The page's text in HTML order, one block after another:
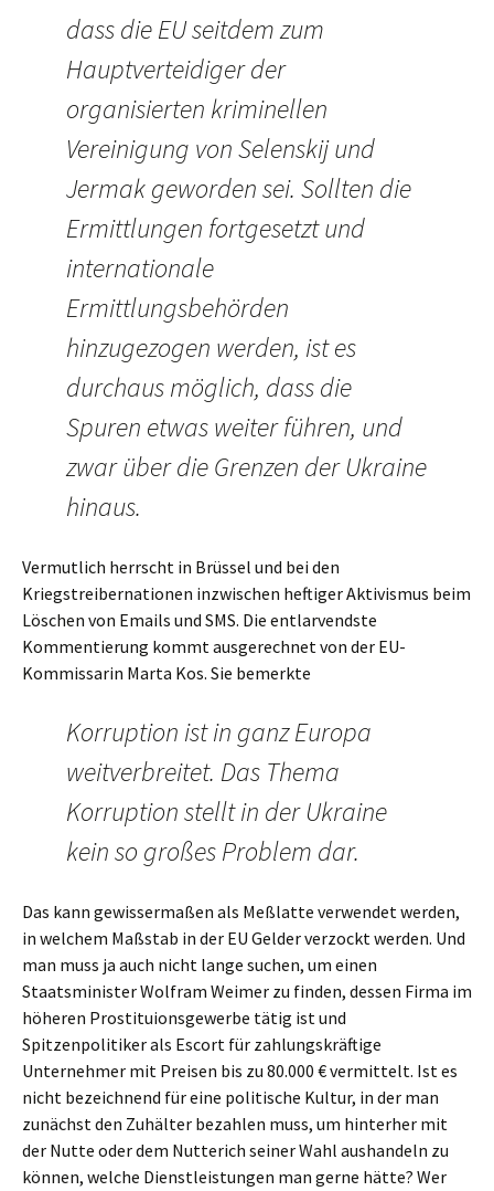
dass die EU seitdem zum
Hauptverteidiger der
organisierten kriminellen
Vereinigung von Selenskij und
Jermak geworden sei. Sollten die
Ermittlungen fortgesetzt und
internationale
Ermittlungsbehörden
hinzugezogen werden, ist es
durchaus möglich, dass die
Spuren etwas weiter führen, und
zwar über die Grenzen der Ukraine
hinaus.
Vermutlich herrscht in Brüssel und bei den
Kriegstreibernationen inzwischen heftiger Aktivismus beim
Löschen von Emails und SMS. Die entlarvendste
Kommentierung kommt ausgerechnet von der EU-
Kommissarin Marta Kos. Sie bemerkte
Korruption ist in ganz Europa
weitverbreitet. Das Thema
Korruption stellt in der Ukraine
kein so großes Problem dar.
Das kann gewissermaßen als Meßlatte verwendet werden,
in welchem Maßstab in der EU Gelder verzockt werden. Und
man muss ja auch nicht lange suchen, um einen
Staatsminister Wolfram Weimer zu finden, dessen Firma im
höheren Prostituionsgewerbe tätig ist und
Spitzenpolitiker als Escort für zahlungskräftige
Unternehmer mit Preisen bis zu 80.000 € vermittelt. Ist es
nicht bezeichnend für eine politische Kultur, in der man
zunächst den Zuhälter bezahlen muss, um hinterher mit
der Nutte oder dem Nutterich seiner Wahl aushandeln zu
können, welche Dienstleistungen man gerne hätte? Wer